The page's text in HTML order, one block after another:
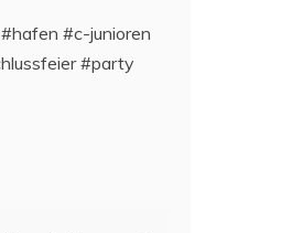
#c-junioren
#party